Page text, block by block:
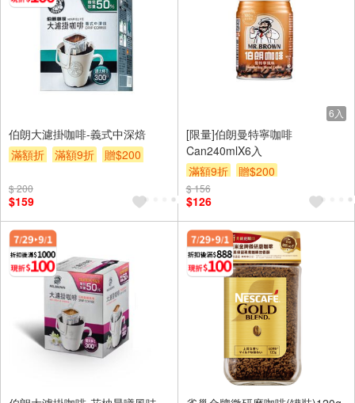
伯朗大濾掛咖啡-義式中深焙
滿額折
滿額9折 贈$200
$ 200
$159
6入
[限量]伯朗曼特寧咖啡
Can240mlX6入
滿額9折
贈$200
$ 156
$126